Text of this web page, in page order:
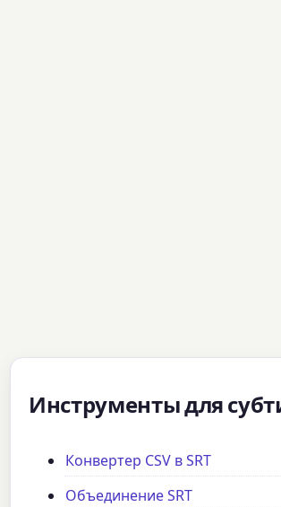
Инструменты для
Конвертер CSV в SRT
Объединение SRT